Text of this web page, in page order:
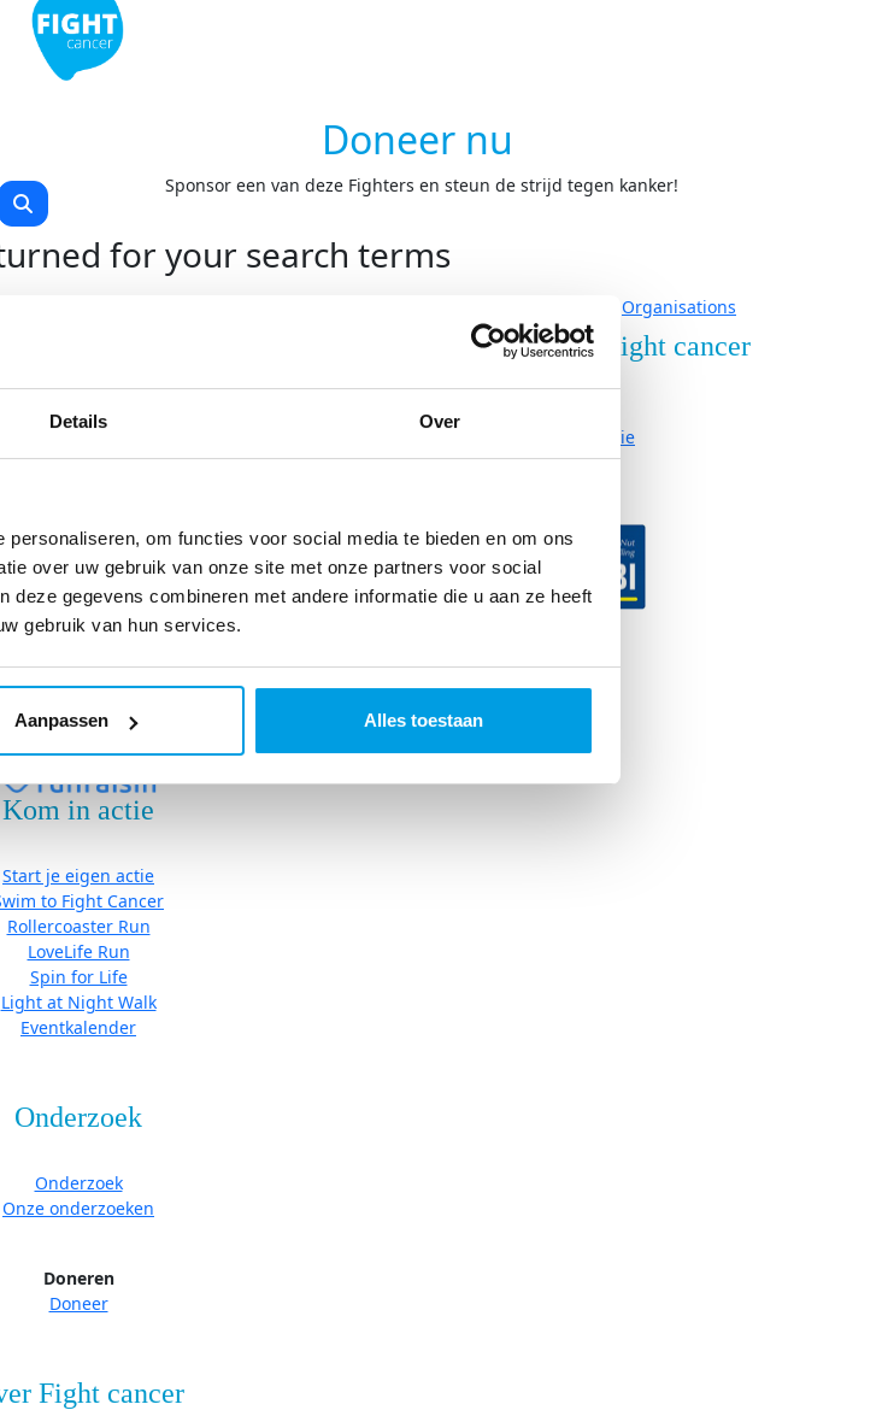
Details Over
om functies voor social media te bieden en om ons
over uw gebruik van onze site met onze partners voor social
deze gegevens combineren met andere informatie die u aan ze heeft
gebruik van hun services.
Aanpassen Alles toestaan
Doneer nu
Sponsor een van deze Fighters en steun de strijd tegen kanker!
for your search terms
Organisations
Start je eigen actie
Rollercoaster Run
Light at Night Walk
Eventkalender
Over Fight cancer
Organisatie
Vacatures
|Cookies | Copyright © Stichting Fight cancer. 2026
Kom in actie
Start je eigen actie
to Fight Cancer
Rollercoaster Run
LoveLife Run
Spin for Life
Light at Night Walk
Eventkalender
Onderzoek
Onderzoek
Onze onderzoeken
Doneren
Doneer
Fight cancer